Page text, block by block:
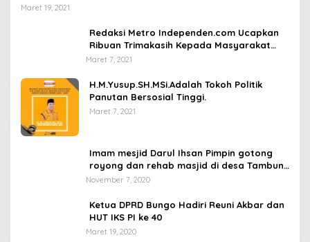
Maret 19, 2021
Redaksi Metro Independen.com Ucapkan
Ribuan Trimakasih Kepada Masyarakat
Pengunjung Dan Pembaca.
Maret 7, 2021
H.M.Yusup.SH.MSi.Adalah Tokoh Politik
Panutan Bersosial Tinggi.
Maret 7, 2021
Imam mesjid Darul Ihsan Pimpin gotong
royong dan rehab masjid di desa Tambun
Arang Kecamatan Sumay, kabupaten tebo
November 7, 2020
Ketua DPRD Bungo Hadiri Reuni Akbar dan
HUT IKS PI ke 40
Maret 19, 2020